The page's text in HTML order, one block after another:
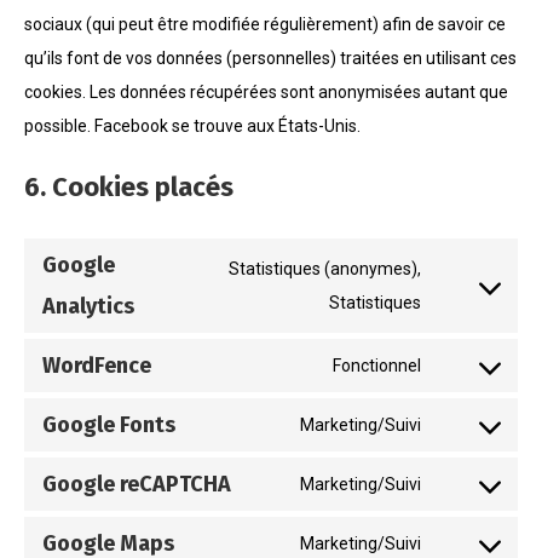
sociaux (qui peut être modifiée régulièrement) afin de savoir ce
qu’ils font de vos données (personnelles) traitées en utilisant ces
cookies. Les données récupérées sont anonymisées autant que
possible. Facebook se trouve aux États-Unis.
6. Cookies placés
Google
Analytics
Statistiques (anonymes),
Statistiques
service
analytics
WordFence
Fonctionnel
wordfence
Google Fonts
Marketing/Suivi
google-
Google reCAPTCHA
Marketing/Suivi
Google Maps
Marketing/Suivi